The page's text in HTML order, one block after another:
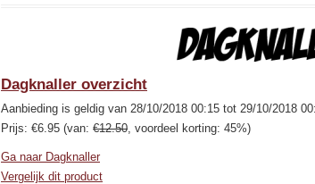
Dagknaller overzicht
Aanbieding is geldig van 28/10/2018 00:15 tot 29/10/2018
Prijs: €6.95 (van: €12.50, voordeel korting: 45%)
Ga naar Dagknaller
Vergelijk dit product